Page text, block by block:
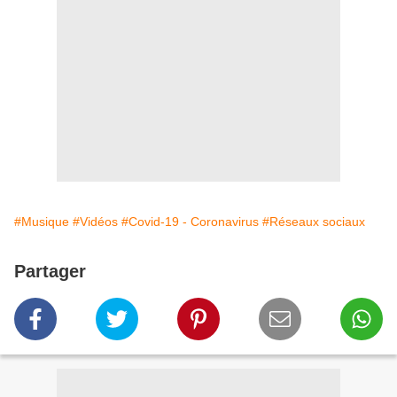
#Musique #Vidéos #Covid-19 - Coronavirus #Réseaux sociaux
Partager